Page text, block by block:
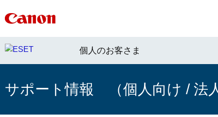
個人のお客さま
サポート情報 （個人向け / 法